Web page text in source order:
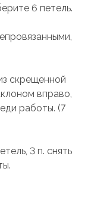
6 петель.
скрещенной
вправо,
работы. (7
3 п. снять